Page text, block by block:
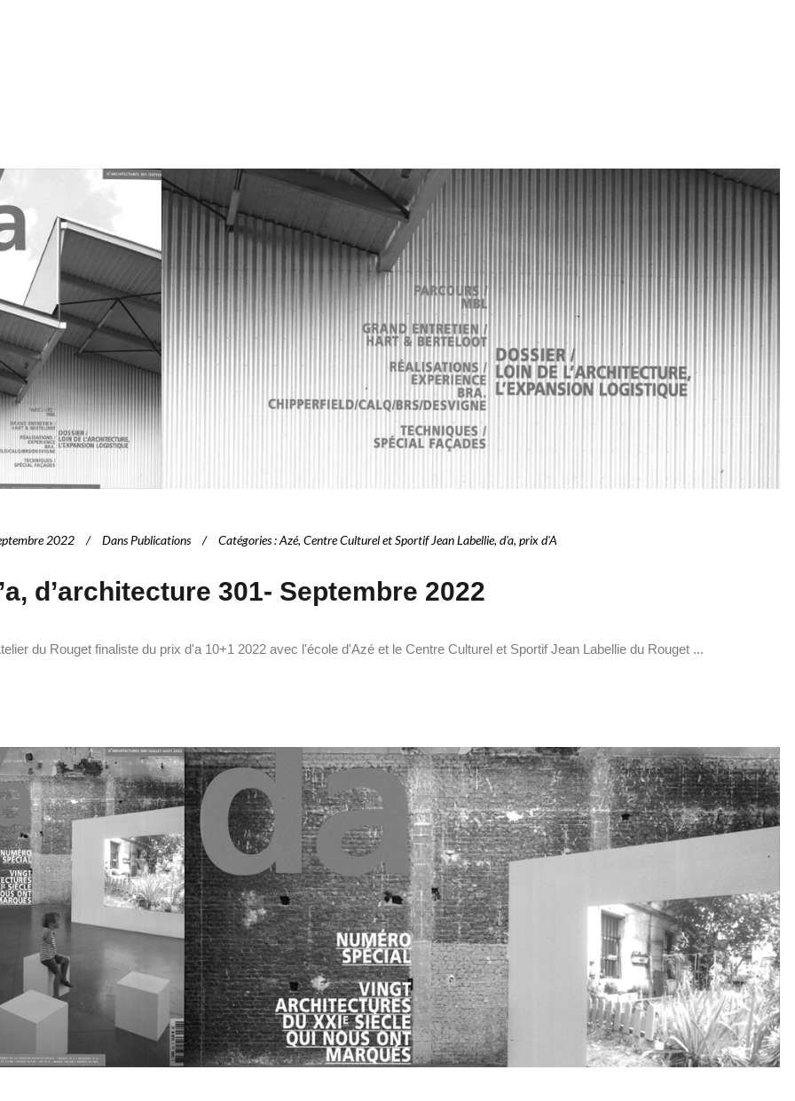
2022 Dans Publications Catégories:Azé, Centre Culturel et Sportif Jean Labellie, d'a, prix d'A
d’architecture 301- Septembre 2022
du Rouget finaliste du prix d'a 10+1 2022 avec l'école d'Azé et le Centre Culturel et Sportif Jean Labellie du Rouget ...